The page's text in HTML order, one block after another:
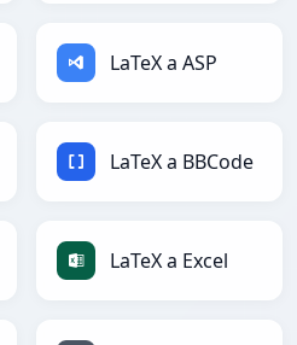
LaTeX a ASP
LaTeX a BBCode
LaTeX a Excel